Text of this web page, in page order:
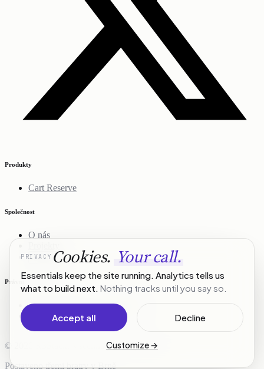
Produkty
Cart Reserve
Společnost
O nás
Kontakt
Právní
Zásady ochrany osobních údajů
Podmínky služby
© 2026 R3Stack. Všechna práva vyhrazena.
Postaveno třemi bratry v Brně
PRIVACY Cookies. Your call.
Essentials keep the site running. Analytics tells us
what to build next. Nothing tracks until you say so.
Accept all Decline
Customize→